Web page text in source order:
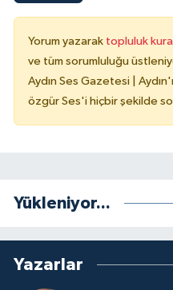
Yorum yazarak topluluk
ve tüm sorumluluğu
Aydın Ses Gazetesi |
özgür Ses'i hiçbir şekilde
Yükleniyor...
Yazarlar